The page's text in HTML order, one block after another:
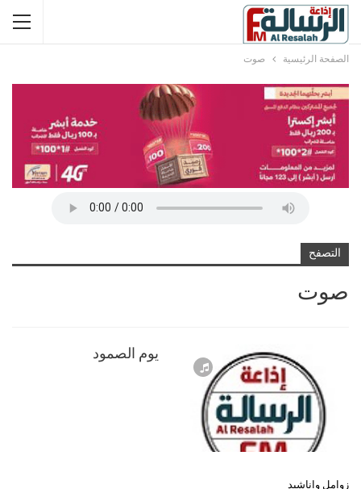
الصفحة الرئيسية صوت
التصفح
صوت
يوم الصمود
زوامل واناشيد